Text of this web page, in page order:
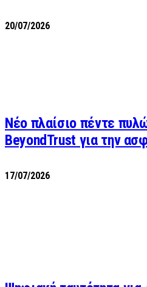
20/07/2026
Νέο πλαίσιο πέντε
BeyondTrust για την
17/07/2026